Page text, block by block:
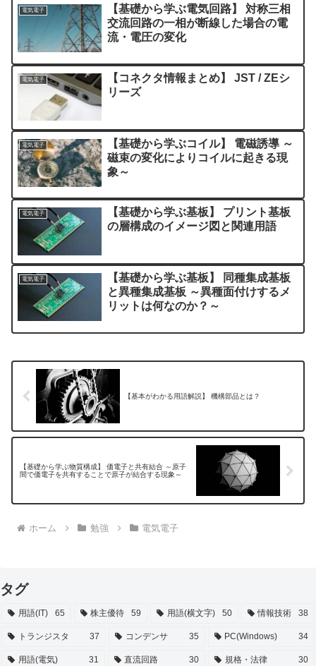
電気電子
【基礎から学ぶ電気回路】 対称三相
交流回路の一相が断線した場合の電
流・電圧の変化
電気電子
【コネクタ情報まとめ】 JST / ZEシ
リーズ
電気電子
【基礎から学ぶコイル】 電磁誘導 ～
磁束の変化によりコイルに起きる現
象～
電気電子
【基礎から学ぶ基板】 プリント基板
の層構成のイメージ図と関連用語
電気電子
【基礎から学ぶ基板】 同種集成基板
と異種集成基板 ～異種面付けするメ
リットは何なのか？～
【基本がわかる用語解説】 機構部品とは？
【基礎から学ぶ物質構成】 価電子と共有結合 ～原子
間で価電子を共有することで原子が結合する現象～
ホーム 勉強 電気電子
タグ
用語(IT) 65 株主優待 59 用語(横文字) 50 情報技術 38
トランジスタ 37 コンデンサ 35 PC(Windows) 34
用語(電気) 31 直流回路 30 規格・法律 30